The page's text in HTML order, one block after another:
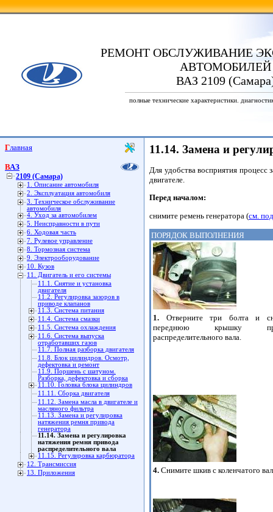
РЕМОНТ ОБСЛУЖИВАНИЕ
АВТОМОБИЛЕЙ
ВАЗ 2109
полные технические характеристики.
Главная
ВАЗ
2109 (Самара)
1. Описание автомобиля
2. Эксплуатация автомобиля
3. Техническое обслуживание
автомобиля
4. Уход за автомобилем
5. Неисправности в пути
6. Ходовая часть
7. Рулевое управление
8. Тормозная система
9. Электрооборудование
10. Кузов
11. Двигатель и его системы
11.1. Снятие и установка
двигателя
11.2. Регулировка зазоров в
приводе клапанов
11.3. Система питания
11.4. Система смазки
11.5. Система охлаждения
11.6. Система выпуска
отработавших газов
11.7. Полная разборка двигателя
11.8. Блок цилиндров. Осмотр,
дефектовка и ремонт
11.9. Поршень с шатуном.
Разборка, дефектовка и сборка
11.10. Головка блока цилиндров
11.11. Сборка двигателя
11.12. Замена масла в двигателе и
масляного фильтра
11.13. Замена и регулировка
натяжения ремня привода
генератора
11.14. Замена и регулировка
натяжения ремня привода
распределительного вала
11.15. Регулировка карбюратора
12. Трансмиссия
13. Приложения
11.14. Замена и
Для удобства восприятия процесс
двигателе.
Перед началом:
снимите ремень генератора (см.
ПОРЯДОК ВЫПОЛНЕНИЯ
1. Отверните три болта и
переднюю крышку
распределительного вала.
4. Снимите шкив с коленчатого